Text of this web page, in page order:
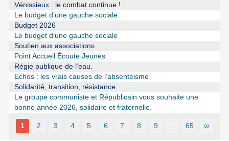
Vénissieux : le combat continue !
Le budget d’une gauche sociale.
Budget 2026
Le budget d’une gauche sociale
Soutien aux associations
Point Accueil Écoute Jeunes
Régie publique de l’eau.
Echos : les vrais causes de l’absentéisme
Solidarité, transition, résistance.
Le groupe communiste et Républicain vous souhaite une
bonne année 2026, solidaire et fraternelle.
1 2 3 4 5 6 7 8 9 … 65 ∞